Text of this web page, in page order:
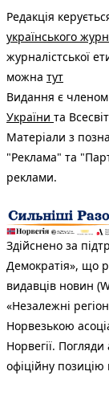
Редакція
українського
журналістської
можна тут
Видання є членом
України та
Матеріали з
"Реклама" та
реклами.
Здійснено за
Демократія», що
видавців новин
«Незалежні
Норвезькою
Норвегії.
офіційну